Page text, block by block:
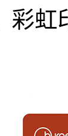
彩虹